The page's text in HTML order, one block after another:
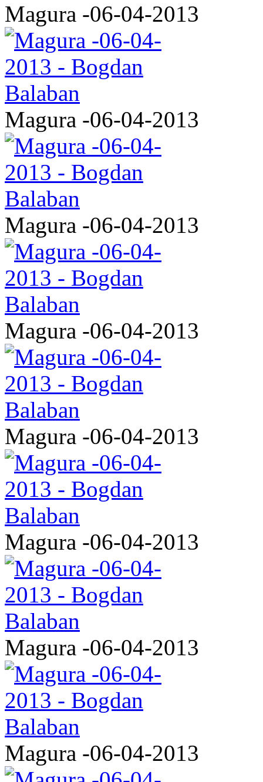
Magura -06-04-2013
Magura -06-04-2013
Magura -06-04-2013
Magura -06-04-2013
Magura -06-04-2013
Magura -06-04-2013
Magura -06-04-2013
Magura -06-04-2013